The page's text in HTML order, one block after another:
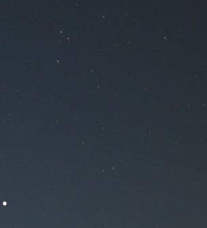
تم إيقاف خدمات شبكة التشريعات الليبية.